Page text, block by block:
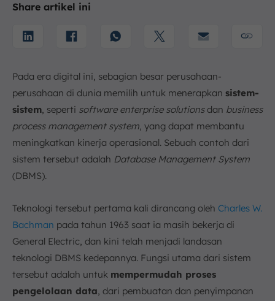
5. Komponen DBMS
a. Hardware
d. Query Processor
e. Storage Manager
f. Recovery Manager
6. Contoh DBMS yang Sering Digunakan
7. Kesimpulan
Share artikel ini
Pada era digital ini, sebagian besar perusahaan-
perusahaan di dunia memilih untuk menerapkan sistem-
sistem, seperti software enterprise solutionsdan business
process management system, yang dapat membantu
meningkatkan kinerja operasional. Sebuah contoh dari
sistem tersebut adalah Database Management System
(DBMS).
Teknologi tersebut pertama kali dirancang oleh Charles W.
Bachman pada tahun 1963 saat ia masih bekerja di
General Electric, dan kini telah menjadi landasan
teknologi DBMS kedepannya. Fungsi utama dari sistem
tersebut adalah untuk mempermudah proses
pengelolaan data, dari pembuatan dan penyimpanan